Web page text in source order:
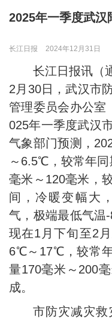
2025年一季度武汉
长江日报 2024年12月31日
长江日报讯（
2月30日，武汉市
管理委员会办公室
025年一季度武汉
气象部门预测，
～6.5℃，较常年
毫米～120毫米，
间，冷暖变幅大
气，极端最低气
现在1月下旬至2
6℃～17℃，较常
量170毫米～200
成。
市防灾减灾救